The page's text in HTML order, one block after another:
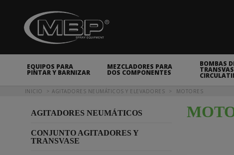
EQUIPOS PARA
PINTAR Y BARNIZAR
MEZCLADORES PARA
DOS COMPONENTES
BOMBAS
Usted está aquí
INICIO AGITADORES NEUMÁTICOS Y ELEVADORES MOTORES
AGITADORES NEUMÁTICOS
CONJUNTO AGITADORES Y
TRANSVASE